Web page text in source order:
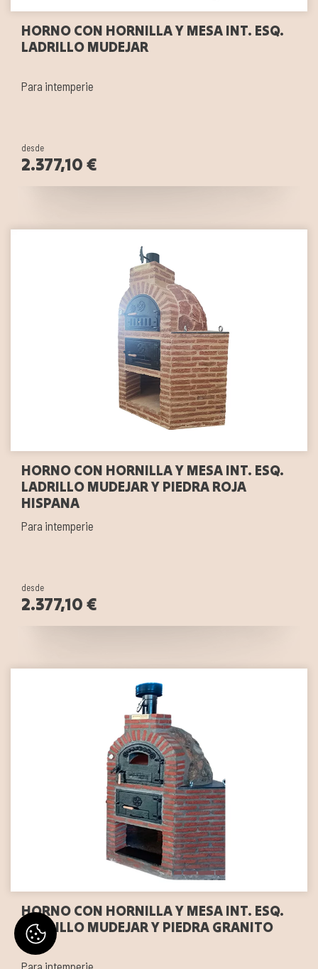
HORNO CON HORNILLA Y MESA INT. ESQ.
LADRILLO MUDEJAR
Para intemperie
desde
2.377,10 €
HORNO CON HORNILLA Y MESA INT. ESQ.
LADRILLO MUDEJAR Y PIEDRA ROJA
HISPANA
Para intemperie
desde
2.377,10 €
HORNO CON HORNILLA Y MESA INT. ESQ.
LADRILLO MUDEJAR Y PIEDRA GRANITO
Para intemperie